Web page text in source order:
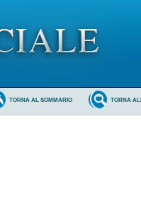
TORNA
TORNA AL SOMMARIO